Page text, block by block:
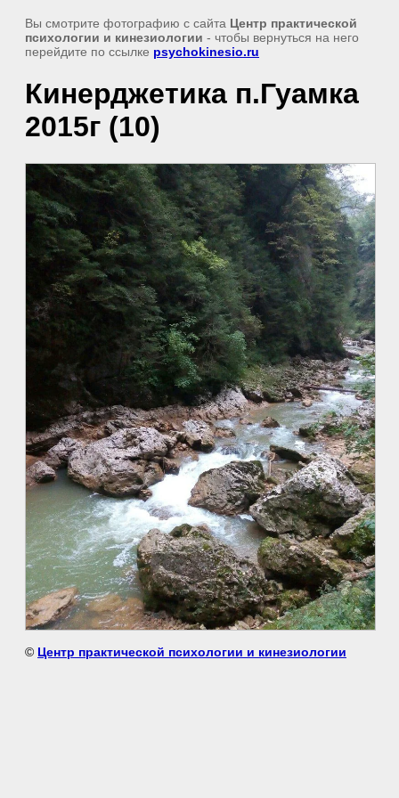
Вы смотрите фотографию с сайта Центр практической
психологии и кинезиологии - чтобы вернуться на него
перейдите по ссылке psychokinesio.ru
Кинерджетика п.Гуамка
2015г (10)
© Центр практической психологии и кинезиологии